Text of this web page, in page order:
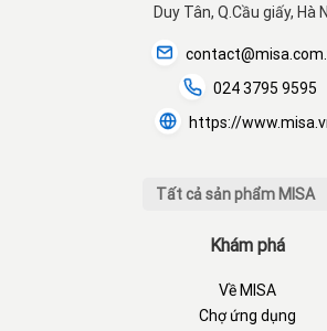
Duy Tân, Q.Cầu giấy, Hà
024 3795 9595
https://
Khám phá
Về MISA
Chợ ứng dụng